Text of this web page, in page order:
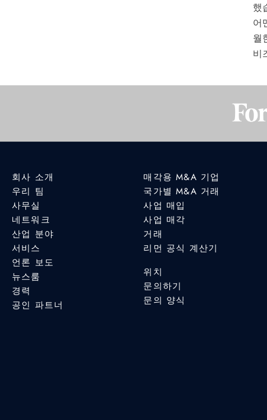
했
어
월
비
회사 소개
우리 팀
사무실
네트워크
산업 분야
서비스
언론 보도
뉴스룸
경력
공인 파트너
매각용 M&A 기업
국가별 M&A 거래
사업 매입
사업 매각
거래
리먼 공식 계산기
위치
문의하기
문의 양식